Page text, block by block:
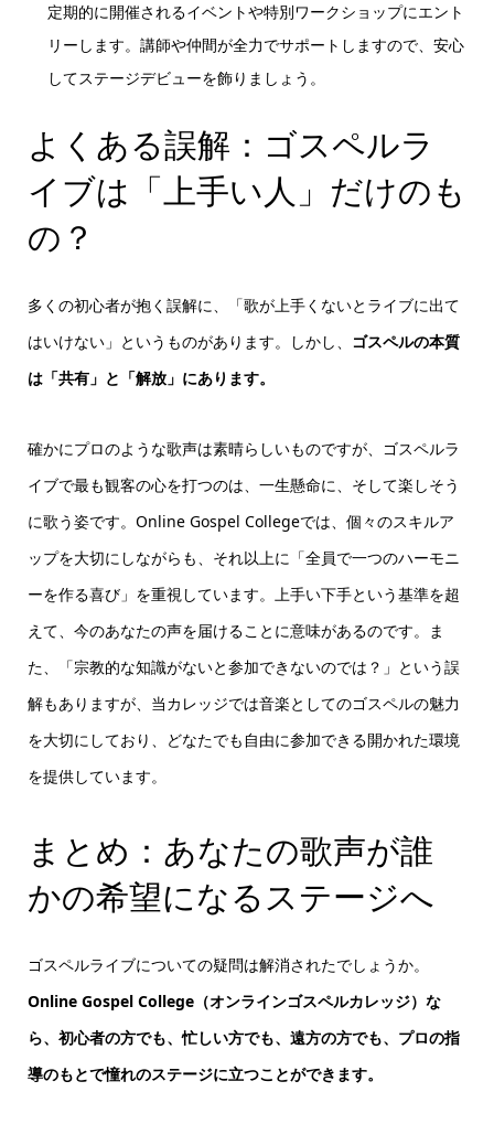
定期的に開催されるイベントや特別ワークショップにエント
リーします。講師や仲間が全力でサポートしますので、安心
してステージデビューを飾りましょう。
よくある誤解：ゴスペルラ
イブは「上手い人」だけのも
の？
多くの初心者が抱く誤解に、「歌が上手くないとライブに出て
はいけない」というものがあります。しかし、 ゴスペルの本質
は「共有」と「解放」にあります。
確かにプロのような歌声は素晴らしいものですが、ゴスペルラ
イブで最も観客の心を打つのは、一生懸命に、そして楽しそう
に歌う姿です。Online Gospel Collegeでは、個々のスキルア
ップを大切にしながらも、それ以上に「全員で一つのハーモニ
ーを作る喜び」を重視しています。上手い下手という基準を超
えて、今のあなたの声を届けることに意味があるのです。ま
た、「宗教的な知識がないと参加できないのでは？」という誤
解もありますが、当カレッジでは音楽としてのゴスペルの魅力
を大切にしており、どなたでも自由に参加できる開かれた環境
を提供しています。
まとめ：あなたの歌声が誰
かの希望になるステージへ
ゴスペルライブについての疑問は解消されたでしょうか。
Online Gospel College（オンラインゴスペルカレッジ）な
ら、初心者の方でも、忙しい方でも、遠方の方でも、プロの指
導のもとで憧れのステージに立つことができます。